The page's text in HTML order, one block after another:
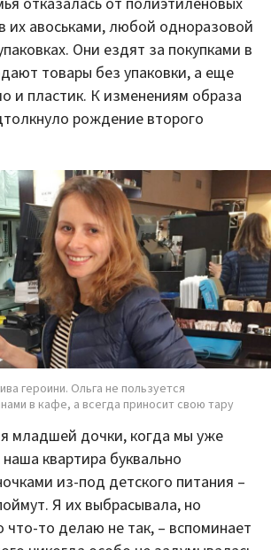
их авоськами, любой одноразовой
Они ездят за покупками в
товары без упаковки, а еще
и пластик. К изменениям образа
рождение второго
героини. Ольга не пользуется
в кафе, а всегда приносит свою тару
младшей дочки, когда мы уже
квартира буквально
из-под детского питания –
Я их выбрасывала, но
что-то делаю не так, – вспоминает